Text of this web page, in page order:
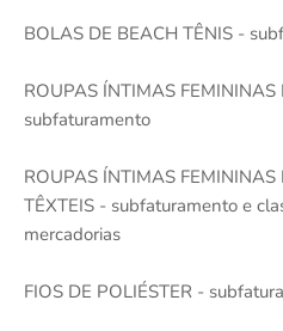
BOLAS DE BEACH TÊNIS -
ROUPAS ÍNTIMAS
subfaturamento
ROUPAS ÍNTIMAS
TÊXTEIS - subfaturamento e
mercadorias
FIOS DE POLIÉSTER -